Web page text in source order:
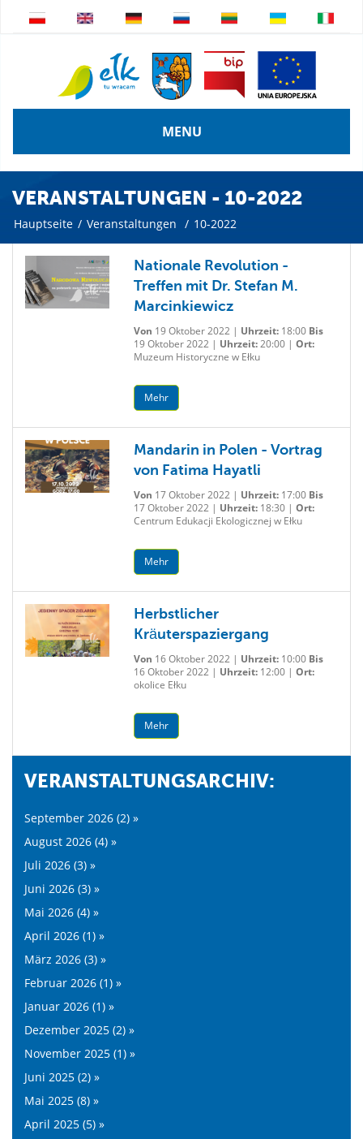
MENU
VERANSTALTUNGEN - 10-2022
Hauptseite / Veranstaltungen / 10-2022
Nationale Revolution -
Treffen mit Dr. Stefan M.
Marcinkiewicz
Von 19 Oktober 2022 | Uhrzeit:18:00 Bis
19 Oktober 2022 | Uhrzeit:20:00 | Ort:
Muzeum Historyczne w Ełku
Mehr
Mandarin in Polen - Vortrag
von Fatima Hayatli
Von 17 Oktober 2022 | Uhrzeit:17:00 Bis
17 Oktober 2022 | Uhrzeit:18:30 | Ort:
Centrum Edukacji Ekologicznej w Ełku
Mehr
Herbstlicher
Kräuterspaziergang
Von 16 Oktober 2022 | Uhrzeit:10:00 Bis
16 Oktober 2022 | Uhrzeit:12:00 | Ort:
okolice Ełku
Mehr
VERANSTALTUNGSARCHIV:
September 2026 (2) »
August 2026 (4) »
Juli 2026 (3) »
Juni 2026 (3) »
Mai 2026 (4) »
April 2026 (1) »
März 2026 (3) »
Februar 2026 (1) »
Januar 2026 (1) »
Dezember 2025 (2) »
November 2025 (1) »
Juni 2025 (2) »
Mai 2025 (8) »
April 2025 (5) »